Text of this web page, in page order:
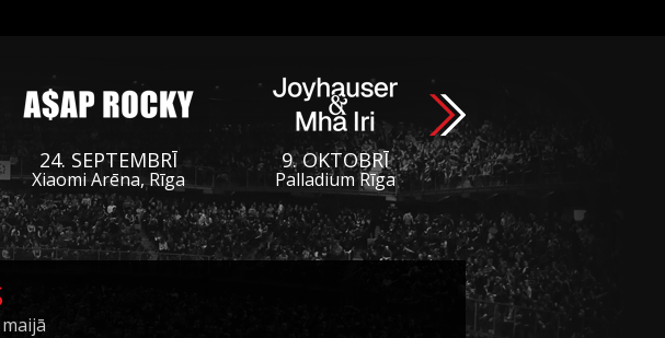
24. SEPTEMBRĪ
Xiaomi Arēna, Rīga
9. OKTOBRĪ
Palladium Rīga